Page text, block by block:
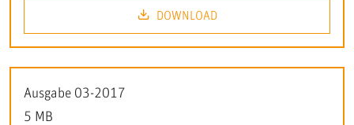
DOWNLOAD
Ausgabe 03-2017
5 MB